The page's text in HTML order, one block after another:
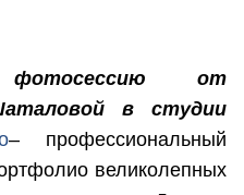
фотосессию от
в студии
– профессиональный
великолепных